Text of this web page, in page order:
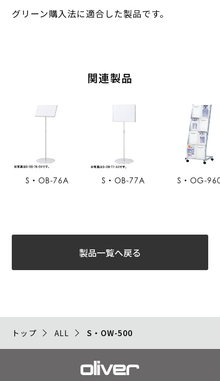
グリーン購入法に適合した製品です。
関連製品
S・OB-76A S・OB-77A S・OG-
製品一覧へ戻る
トップ ALL S・OW-500